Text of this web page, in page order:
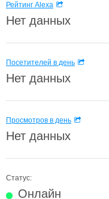
Рейтинг Alexa
Нет данных
Посетителей в день
Нет данных
Просмотров в день
Нет данных
Статус:
Онлайн